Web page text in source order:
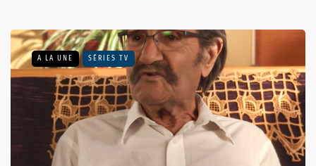
A LA UNE SÉRIES TV